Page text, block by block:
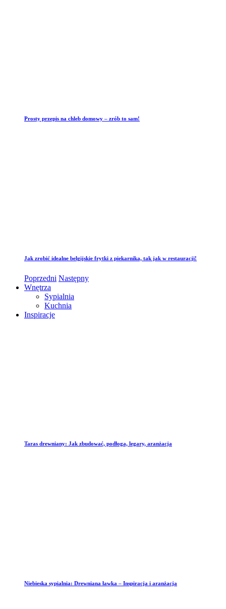
Prosty przepis na chleb domowy – zrób to sam!
Jak zrobić idealne belgijskie frytki z piekarnika, tak jak w restauracji!
Poprzedni Następny
Wnętrza
Sypialnia
Kuchnia
Inspiracje
Taras drewniany: Jak zbudować, podłoga, legary, aranżacja
Niebieska sypialnia: Drewniana ławka – Inspiracja i aranżacja